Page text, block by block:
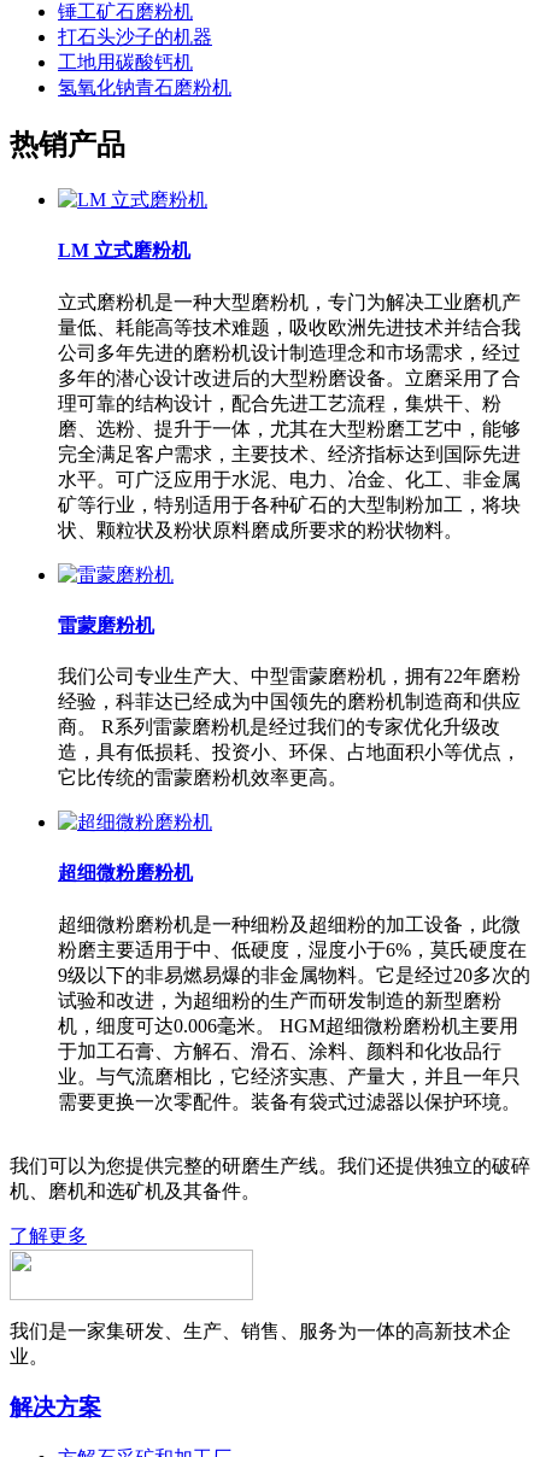
锤工矿石磨粉机
打石头沙子的机器
工地用碳酸钙机
氢氧化钠青石磨粉机
热销产品
LM 立式磨粉机
立式磨粉机是一种大型磨粉机，专门为解决工业磨机产
量低、耗能高等技术难题，吸收欧洲先进技术并结合我
公司多年先进的磨粉机设计制造理念和市场需求，经过
多年的潜心设计改进后的大型粉磨设备。立磨采用了合
理可靠的结构设计，配合先进工艺流程，集烘干、粉
磨、选粉、提升于一体，尤其在大型粉磨工艺中，能够
完全满足客户需求，主要技术、经济指标达到国际先进
水平。可广泛应用于水泥、电力、冶金、化工、非金属
矿等行业，特别适用于各种矿石的大型制粉加工，将块
状、颗粒状及粉状原料磨成所要求的粉状物料。
雷蒙磨粉机
我们公司专业生产大、中型雷蒙磨粉机，拥有22年磨粉
经验，科菲达已经成为中国领先的磨粉机制造商和供应
商。 R系列雷蒙磨粉机是经过我们的专家优化升级改
造，具有低损耗、投资小、环保、占地面积小等优点，
它比传统的雷蒙磨粉机效率更高。
超细微粉磨粉机
超细微粉磨粉机是一种细粉及超细粉的加工设备，此微
粉磨主要适用于中、低硬度，湿度小于6%，莫氏硬度在
9级以下的非易燃易爆的非金属物料。它是经过20多次的
试验和改进，为超细粉的生产而研发制造的新型磨粉
机，细度可达0.006毫米。 HGM超细微粉磨粉机主要用
于加工石膏、方解石、滑石、涂料、颜料和化妆品行
业。与气流磨相比，它经济实惠、产量大，并且一年只
需要更换一次零配件。装备有袋式过滤器以保护环境。
我们可以为您提供完整的研磨生产线。我们还提供独立的破碎
机、磨机和选矿机及其备件。
了解更多
我们是一家集研发、生产、销售、服务为一体的高新技术企
业。
解决方案